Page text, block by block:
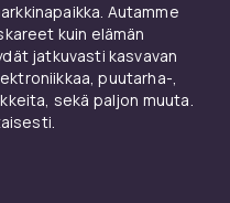
Autamme
kuin elämän
jatkuvasti kasvavan
puutarha-,
sekä paljon muuta.